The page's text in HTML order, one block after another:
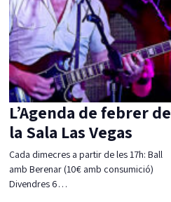
L’Agenda de febrer de
la Sala Las Vegas
Cada dimecres a partir de les 17h: Ball
amb Berenar (10€ amb consumició)
Divendres 6…